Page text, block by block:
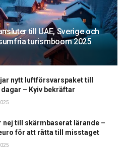
till UAE, Sverige och
turismboom 2025
nytt luftförsvarspaket till
– Kyiv bekräftar
nej till skärmbaserat lärande –
för att rätta till misstaget